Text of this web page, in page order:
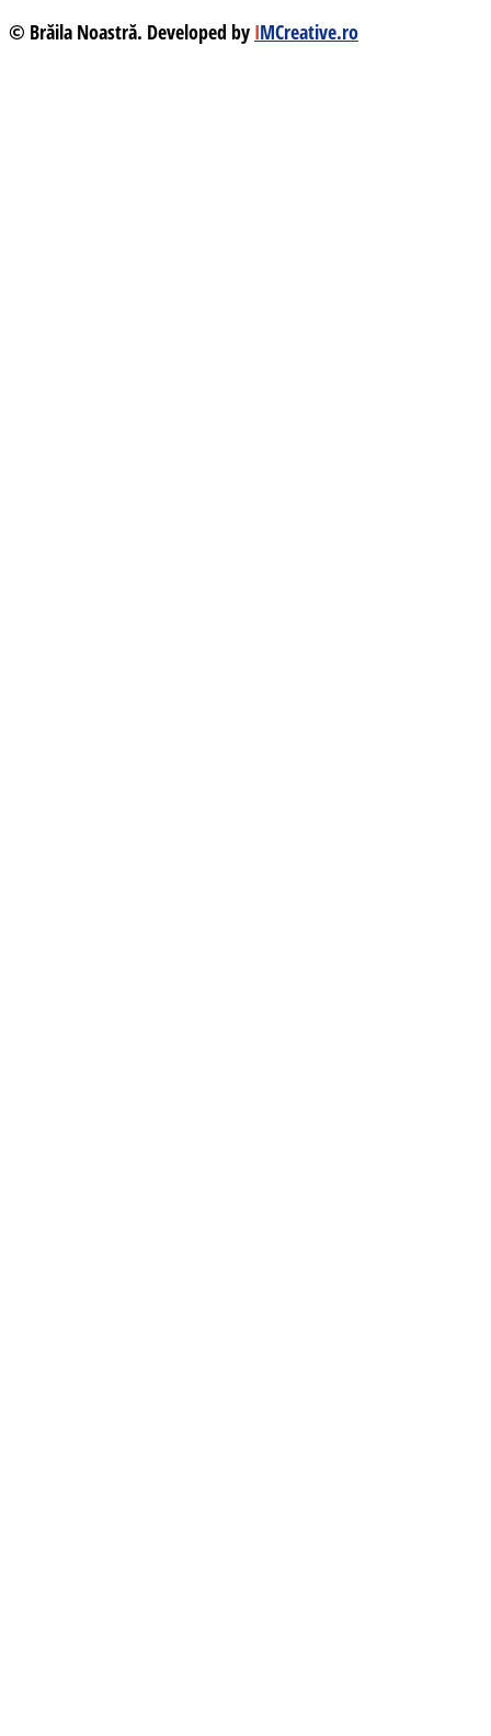
© Brăila Noastră. Developed by IMCreative.ro